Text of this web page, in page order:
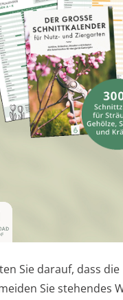
Sie darauf, dass
Sie stehendes